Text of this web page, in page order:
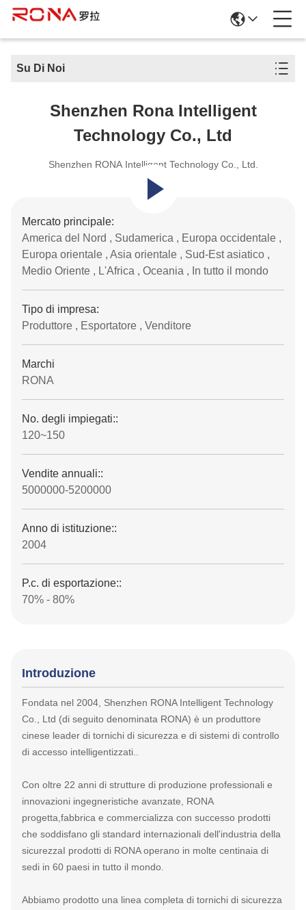
Su Di Noi
Shenzhen Rona Intelligent
Technology Co., Ltd
Shenzhen RONA Intelligent Technology Co., Ltd.
Mercato principale:
America del Nord , Sudamerica , Europa occidentale ,
Europa orientale , Asia orientale , Sud-Est asiatico ,
Medio Oriente , L'Africa , Oceania , In tutto il mondo
Tipo di impresa:
Produttore , Esportatore , Venditore
Marchi
RONA
No. degli impiegati::
120~150
Vendite annuali::
5000000-5200000
Anno di istituzione::
2004
P.c. di esportazione::
70% - 80%
Introduzione
Fondata nel 2004, Shenzhen RONA Intelligent Technology
Co., Ltd (di seguito denominata RONA) è un produttore
cinese leader di tornichi di sicurezza e di sistemi di controllo
di accesso intelligentizzati..
Con oltre 22 anni di strutture di produzione professionali e
innovazioni ingegneristiche avanzate, RONA
progetta,fabbrica e commercializza con successo prodotti
che soddisfano gli standard internazionali dell'industria della
sicurezzaI prodotti di RONA operano in molte centinaia di
sedi in 60 paesi in tutto il mondo.
Abbiamo prodotto una linea completa di tornichi di sicurezza